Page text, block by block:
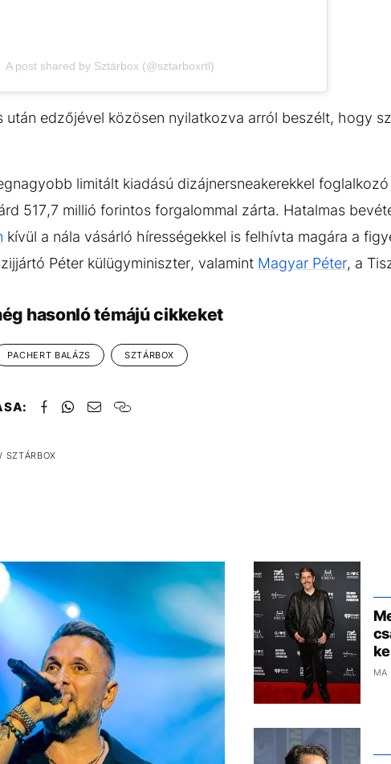
A post shared by Sztárbox (@sztarboxrtl)
után edzőjével közösen nyilatkozva arról beszélt, hogy
limitált kiadású dizájnersneakerekkel
517,7 millió forintos forgalommal zárta. Hatalmas
kívül a nála vásárló hírességekkel is felhívta magára a
Péter külügyminiszter, valamint Magyar Péter, a
hasonló témájú cikkeket
PACHERT BALÁZS SZTÁRBOX
SZTÁRBOX
MA